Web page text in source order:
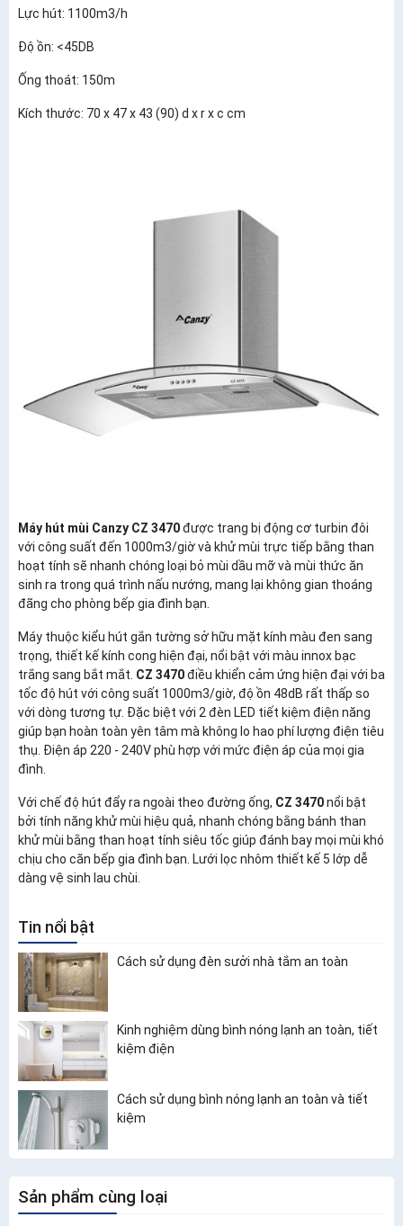
Lực hút: 1100m3/h
Độ ồn: <45DB
Ống thoát: 150m
Kích thước: 70 x 47 x 43 (90) d x r x c cm
Máy hút mùi Canzy CZ 3470được trang bị động cơ turbin đôi
với công suất đến 1000m3/giờ và khử mùi trực tiếp bằng than
hoạt tính sẽ nhanh chóng loại bỏ mùi dầu mỡ và mùi thức ăn
sinh ra trong quá trình nấu nướng, mang lại không gian thoáng
đãng cho phòng bếp gia đình bạn.
Máy thuộc kiểu hút gắn tường sở hữu mặt kính màu đen sang
trọng, thiết kế kính cong hiện đại, nổi bật với màu innox bạc
trắng sang bắt mắt. CZ 3470điều khiển cảm ứng hiện đại với ba
tốc độ hút với công suất 1000m3/giờ, độ ồn 48dB rất thấp so
với dòng tương tự. Đặc biệt với 2 đèn LED tiết kiệm điện năng
giúp bạn hoàn toàn yên tâm mà không lo hao phí lượng điện tiêu
thụ. Điện áp 220 - 240V phù hợp với mức điện áp của mọi gia
đình.
Với chế độ hút đẩy ra ngoài theo đường ống, CZ 3470nổi bật
bởi tính năng khử mùi hiệu quả, nhanh chóng bằng bánh than
khử mùi bằng than hoạt tính siêu tốc giúp đánh bay mọi mùi khó
chịu cho căn bếp gia đình bạn. Lưới lọc nhôm thiết kế 5 lớp dễ
dàng vệ sinh lau chùi.
Tin nổi bật
Cách sử dụng đèn sưởi nhà tắm an toàn
Kinh nghiệm dùng bình nóng lạnh an toàn, tiết
kiệm điện
Cách sử dụng bình nóng lạnh an toàn và tiết
kiệm
Sản phẩm cùng loại